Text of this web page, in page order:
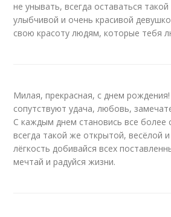
не унывать, всегда оставаться
улыбчивой и очень красивой
свою красоту людям, которые тебя
Милая, прекрасная, с днем
сопутствуют удача, любовь,
С каждым днем становись все более
всегда такой же открытой, весёлой
лёгкость добивайся всех
мечтай и радуйся жизни.